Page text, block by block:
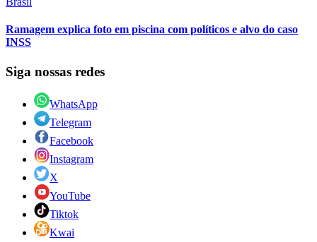
Ramagem explica foto em piscina com políticos e alvo do caso
INSS
Siga nossas redes
WhatsApp
Telegram
Facebook
Instagram
X
YouTube
Tiktok
Kwai